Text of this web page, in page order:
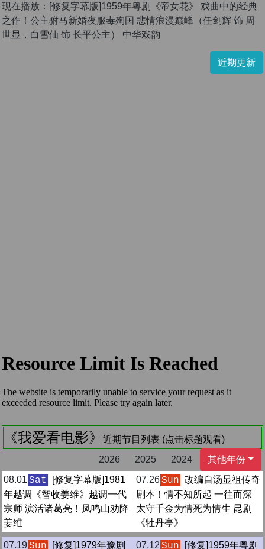
现在播放：[修复字幕版]1959年粤剧《帝女花》 戏曲中的经典
之作！公主驸马新婚夜服毒殉国 悲情浪漫巅峰（任剑辉 饰 周
世显，白雪仙 饰 长平公主） 中华戏韵
近期更新
《我爱看电影》
近期节目列表 (点击标题观看)
2026
2025 2024
其他年份
08.01 Sat
[修复字幕版]1981
年越调《智收姜维》越调一代
宗师 演活诸葛亮！凤鸣山劝降
姜维
07.26Sun 改编自汤显祖传奇
剧本！情不知所起 一往而深
太守千金为情死为情生 昆剧
《牡丹亭》
07.19Sun [修复]1979年豫剧 07.12 Sun [修复]1959年粤剧